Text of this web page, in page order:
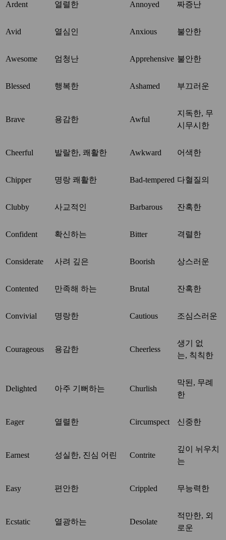
Ardent 열렬한 Annoyed 짜증난
Avid 열심인 Anxious 불안한
Awesome 엄청난 Apprehensive 불안한
Blessed 행복한 Ashamed 부끄러운
Brave 용감한 Awful
지독한, 무
시무시한
Cheerful 발랄한, 쾌활한 Awkward 어색한
Chipper 명랑 쾌활한 Bad-tempered 다혈질의
Clubby 사교적인 Barbarous 잔혹한
Confident 확신하는 Bitter 격렬한
Considerate 사려 깊은 Boorish 상스러운
Contented 만족해 하는 Brutal 잔혹한
Convivial 명랑한 Cautious 조심스러운
Courageous 용감한 Cheerless
생기 없
는, 칙칙한
Delighted 아주 기뻐하는 Churlish
막된, 무례
한
Eager 열렬한 Circumspect 신중한
Earnest 성실한, 진심 어린 Contrite
깊이 뉘우치
는
Easy 편안한 Crippled 무능력한
Ecstatic 열광하는 Desolate
적만한, 외
로운